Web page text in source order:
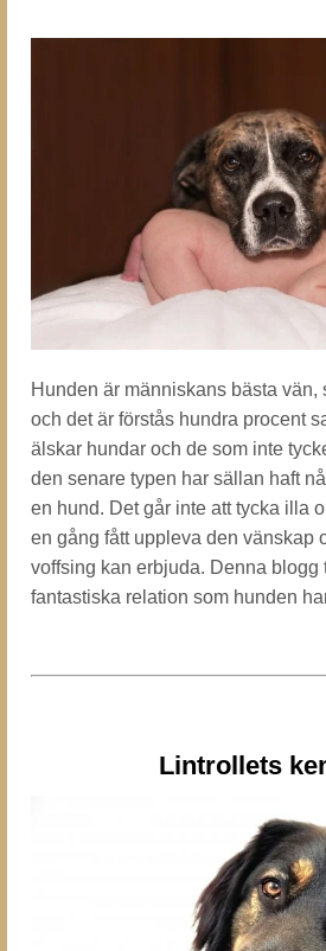
Hunden är människans bästa vän,
och det är förstås hundra procent
älskar hundar och de som inte
den senare typen har sällan haft
en hund. Det går inte att tycka illa
en gång fått uppleva den vänskap
voffsing kan erbjuda. Denna blogg
fantastiska relation som hunden
Lintrollets